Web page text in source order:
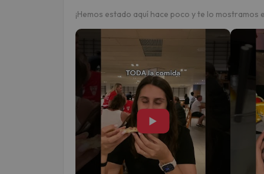
¡Hemos estado aquí hace poco y te lo mostramos
▶